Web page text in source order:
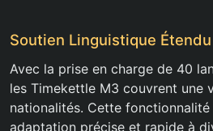
Soutien Linguistique Étendu
Avec la prise en charge de 40
les Timekettle M3 couvrent une
nationalités. Cette
adaptation précise et rapide à